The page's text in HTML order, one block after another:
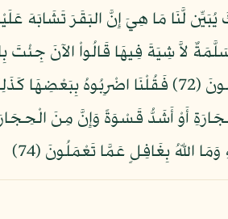
أَوْ أَشَدُّ قَسْوَةً وَإِنَّ مِنَ
اللّهُ بِغَافِلٍ عَمَّا تَعْمَلُونَ (74)